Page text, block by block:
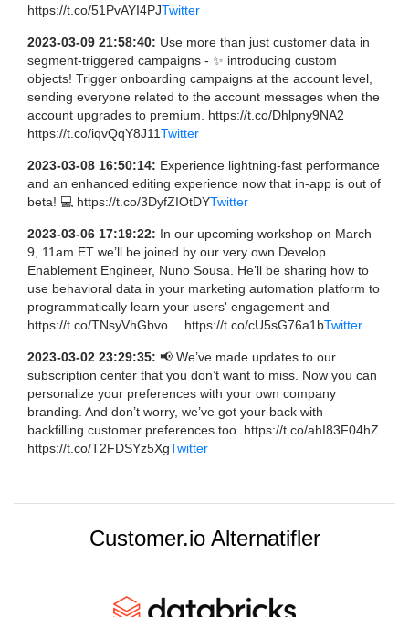
https://t.co/51PvAYI4PJTwitter
2023-03-09 21:58:40: Use more than just customer data in
segment-triggered campaigns - ✨ introducing custom
objects! Trigger onboarding campaigns at the account level,
sending everyone related to the account messages when the
account upgrades to premium. https://t.co/Dhlpny9NA2
https://t.co/iqvQqY8J11Twitter
2023-03-08 16:50:14: Experience lightning-fast performance
and an enhanced editing experience now that in-app is out of
beta! 💻 https://t.co/3DyfZIOtDYTwitter
2023-03-06 17:19:22: In our upcoming workshop on March
9, 11am ET we’ll be joined by our very own Develop
Enablement Engineer, Nuno Sousa. He’ll be sharing how to
use behavioral data in your marketing automation platform to
programmatically learn your users' engagement and
https://t.co/TNsyVhGbvo… https://t.co/cU5sG76a1bTwitter
2023-03-02 23:29:35: 📢 We’ve made updates to our
subscription center that you don’t want to miss. Now you can
personalize your preferences with your own company
branding. And don’t worry, we’ve got your back with
backfilling customer preferences too. https://t.co/ahI83F04hZ
https://t.co/T2FDSYz5XgTwitter
Customer.io Alternatifler